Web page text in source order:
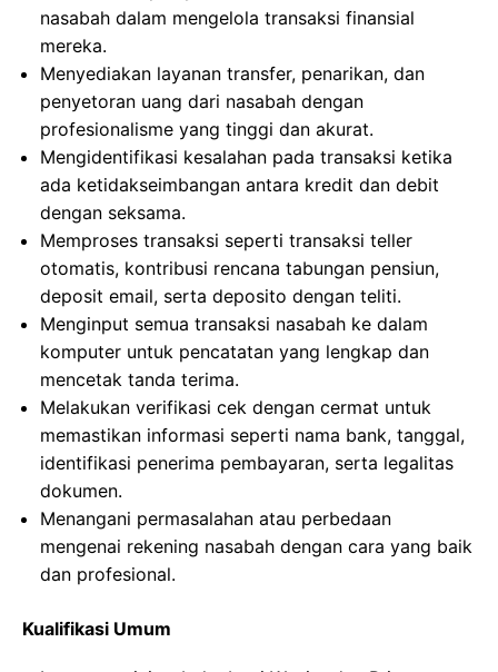
nasabah dalam mengelola transaksi finansial
mereka.
Menyediakan layanan transfer, penarikan, dan
penyetoran uang dari nasabah dengan
profesionalisme yang tinggi dan akurat.
Mengidentifikasi kesalahan pada transaksi ketika
ada ketidakseimbangan antara kredit dan debit
dengan seksama.
Memproses transaksi seperti transaksi teller
otomatis, kontribusi rencana tabungan pensiun,
deposit email, serta deposito dengan teliti.
Menginput semua transaksi nasabah ke dalam
komputer untuk pencatatan yang lengkap dan
mencetak tanda terima.
Melakukan verifikasi cek dengan cermat untuk
memastikan informasi seperti nama bank, tanggal,
identifikasi penerima pembayaran, serta legalitas
dokumen.
Menangani permasalahan atau perbedaan
mengenai rekening nasabah dengan cara yang baik
dan profesional.
Kualifikasi Umum